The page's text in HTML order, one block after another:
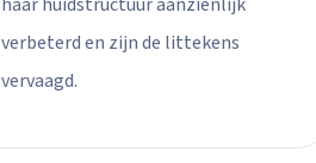
verbeterd en zijn de littekens
vervaagd.